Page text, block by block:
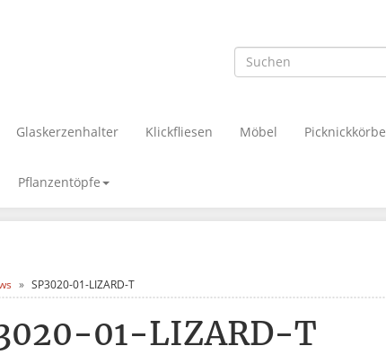
Glaskerzenhalter Klickfliesen Möbel Picknickkörbe
Pflanzentöpfe
SP3020-01-LIZARD-T
01-LIZARD-T